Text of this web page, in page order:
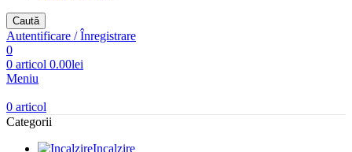
Caută
Autentificare / Înregistrare
0
0 articol 0.00lei
Meniu
0 articol
Categorii
Incalzire